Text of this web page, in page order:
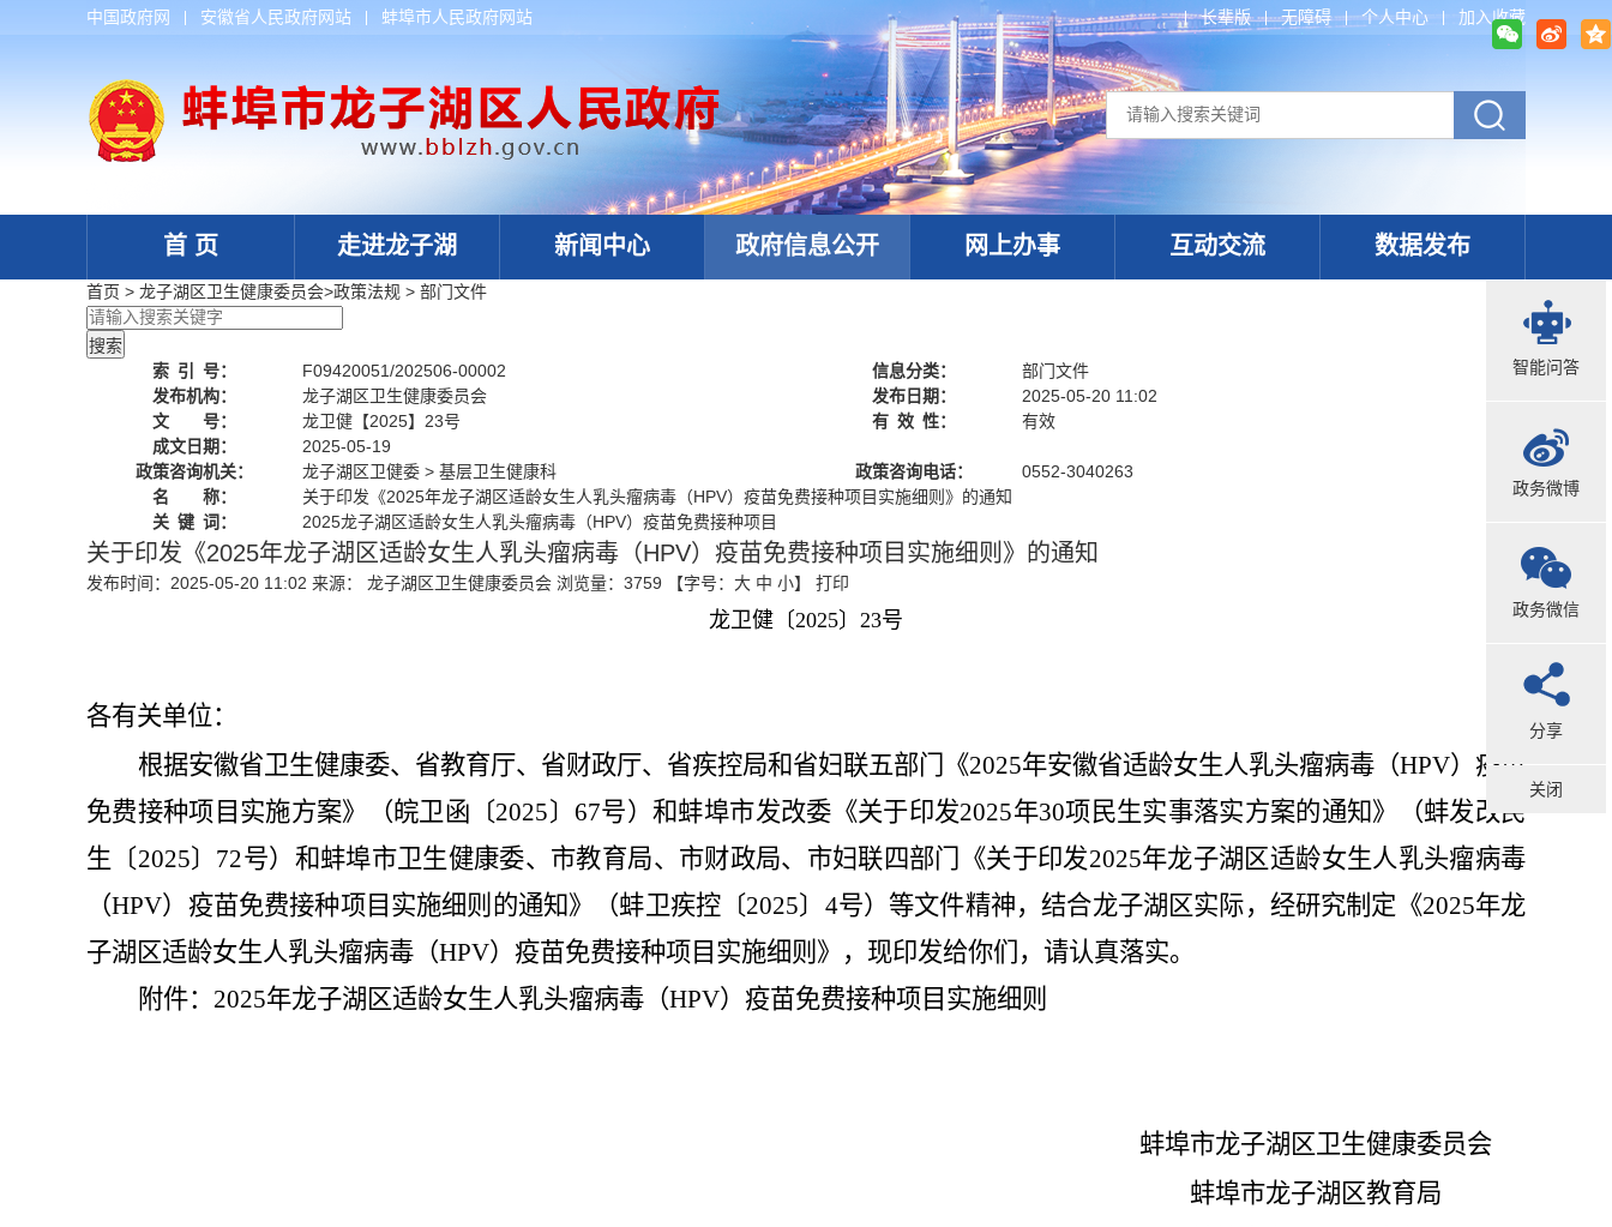
中国政府网 安徽省人民政府网站 蚌埠市人民政府网站 长辈版 无障碍 个人中心 加入收藏
首 页 走进龙子湖 新闻中心 政府信息公开 网上办事 互动交流 数据发布
首页 > 龙子湖区卫生健康委员会>政策法规 > 部门文件
索 引 号： F09420051/202506-00002 信息分类：
部门文件
发布机构：
龙子湖区卫生健康委员会 发布日期：
2025-05-20 11:02
文 号：
龙卫健【2025】23号 有 效 性：
有效
成文日期：
2025-05-19
政策咨询机关：
龙子湖区卫健委 > 基层卫生健康科 政策咨询电话：
0552-3040263
名 称：
关于印发《2025年龙子湖区适龄女生人乳头瘤病毒（HPV）疫苗免费接种项目实施细则》的通知
关 键 词： 2025龙子湖区适龄女生人乳头瘤病毒（HPV）疫苗免费接种项目
关于印发《2025年龙子湖区适龄女生人乳头瘤病毒（HPV）疫苗免费接种项目实施细则》的通知
发布时间：2025-05-20 11:02 来源： 龙子湖区卫生健康委员会 浏览量： 3759 【字号： 大 中 小】 打印
龙卫健 〔2025〕 23号
各有关单位：
根据安徽省卫生健康委、省教育厅、省财政厅、省疾控局和省妇联五部门《2025年安徽省适龄女生人乳头瘤病毒（HPV）疫苗
免费接种项目实施方案》（皖卫函〔2025〕 67号）和蚌埠市发改委《关于印发2025年30项民生实事落实方案的通知》（蚌发改民
生〔2025〕 72号）和蚌埠市卫生健康委、市教育局、市财政局、市妇联四部门《关于印发2025年龙子湖区适龄女生人乳头瘤病毒
（HPV）疫苗免费接种项目实施细则的通知》 （蚌卫疾控〔2025〕 4号）等文件精神，结合龙子湖区实际，经研究制定《2025年龙
子湖区适龄女生人乳头瘤病毒（HPV）疫苗免费接种项目实施细则》， 现印发给你们， 请认真落实。
附件： 2025年龙子湖区适龄女生人乳头瘤病毒（HPV）疫苗免费接种项目实施细则
蚌埠市龙子湖区卫生健康委员会
蚌埠市龙子湖区教育局
智能问答
政务微博
政务微信
分享
关闭